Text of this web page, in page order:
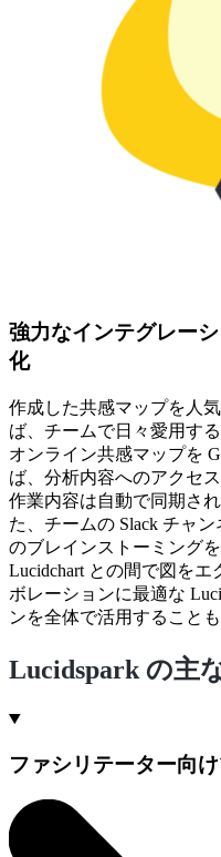
強力なインテグレー
化
作成した共感マップを人
ば、チームで日々愛用す
オンライン共感マップを
ば、分析内容へのアクセ
作業内容は自動で同期さ
た、チームの Slack チャ
のブレインストーミング
Lucidchart との間で図を
ボレーションに最適な
ンを全体で活用することも
Lucidspark の主
ファシリテーター向